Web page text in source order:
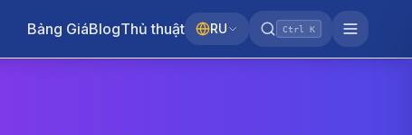
Bảng GiáBlogThủ thuật RU Ctrl K